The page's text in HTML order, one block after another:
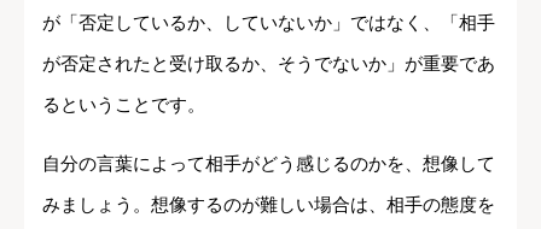
が「否定しているか、していないか」ではなく、「相手
が否定されたと受け取るか、そうでないか」が重要であ
るということです。
自分の言葉によって相手がどう感じるのかを、想像して
みましょう。想像するのが難しい場合は、相手の態度を